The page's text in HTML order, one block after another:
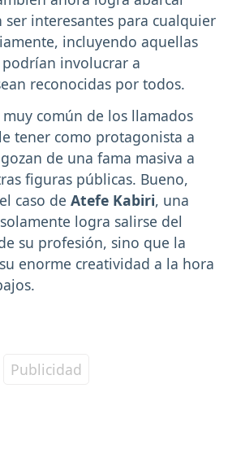
interesantes para cualquier
incluyendo aquellas
involucrar a
reconocidas por todos.
común de los llamados
tener como protagonista a
de una fama masiva a
figuras públicas. Bueno,
caso de Atefe Kabiri, una
logra salirse del
su profesión, sino que la
enorme creatividad a la hora